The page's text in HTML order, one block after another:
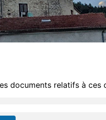
documents relatifs à ces